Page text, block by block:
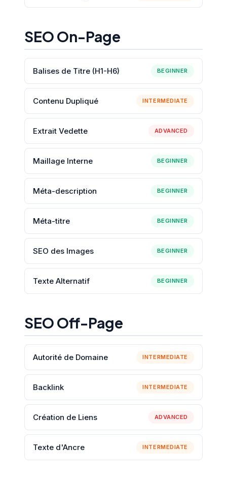
SEO On-Page
Balises de Titre (H1-H6) BEGINNER
Contenu Dupliqué INTERMEDIATE
Extrait Vedette ADVANCED
Maillage Interne BEGINNER
Méta-description BEGINNER
Méta-titre BEGINNER
SEO des Images BEGINNER
Texte Alternatif BEGINNER
SEO Off-Page
Autorité de Domaine INTERMEDIATE
Backlink INTERMEDIATE
Création de Liens ADVANCED
Texte d'Ancre INTERMEDIATE